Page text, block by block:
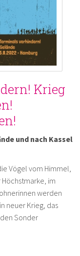
Krieg
und nach Kassel
Vögel vom Himmel,
im
werden
neuer Krieg, das
Sonder